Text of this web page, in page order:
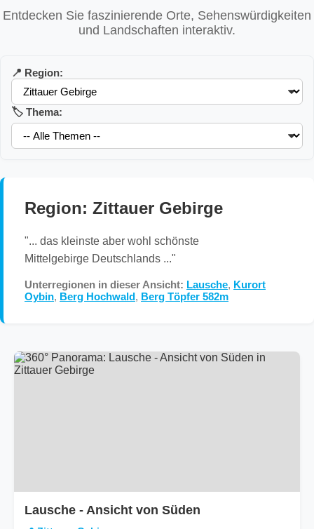
Entdecken Sie faszinierende Orte, Sehenswürdigkeiten
und Landschaften interaktiv.
📍 Region:
🏷️ Thema:
Region: Zittauer Gebirge
"... das kleinste aber wohl schönste
Mittelgebirge Deutschlands ..."
Unterregionen in dieser Ansicht: Lausche, Kurort
Oybin, Berg Hochwald, Berg Töpfer 582m
Lausche - Ansicht von Süden